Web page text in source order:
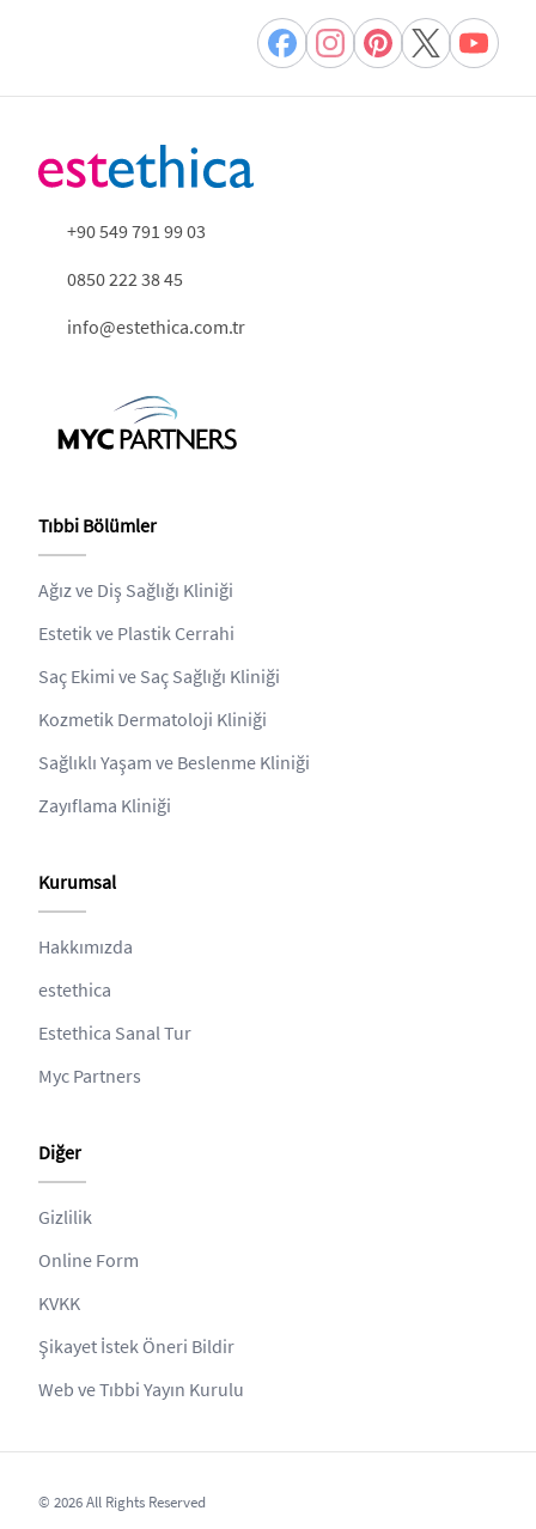
+90 549 791 99 03
0850 222 38 45
info@estethica.com.tr
Tıbbi Bölümler
Ağız ve Diş Sağlığı Kliniği
Estetik ve Plastik Cerrahi
Saç Ekimi ve Saç Sağlığı Kliniği
Kozmetik Dermatoloji Kliniği
Sağlıklı Yaşam ve Beslenme Kliniği
Zayıflama Kliniği
Kurumsal
Hakkımızda
estethica
Estethica Sanal Tur
Myc Partners
Diğer
Gizlilik
Online Form
KVKK
Şikayet İstek Öneri Bildir
Web ve Tıbbi Yayın Kurulu
© 2026 All Rights Reserved